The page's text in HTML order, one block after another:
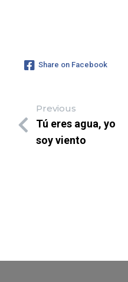
Share on Facebook
Previous
Tú eres agua, yo
soy viento